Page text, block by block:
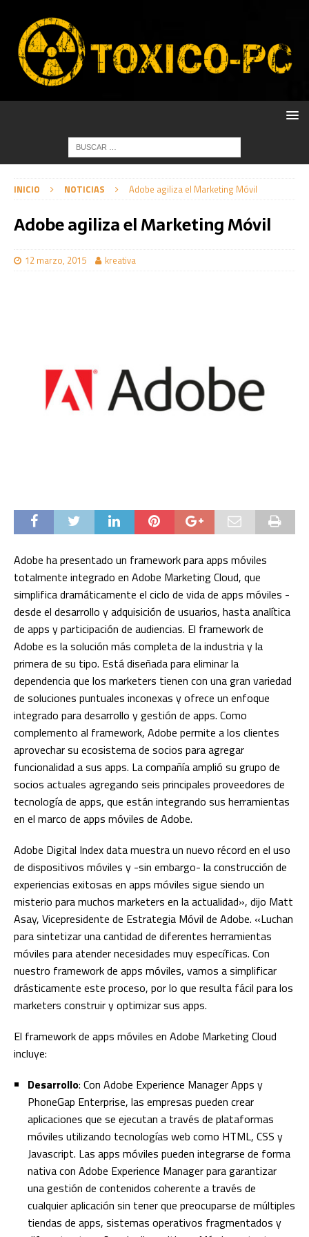
INICIO NOTICIAS Adobe agiliza el Marketing Móvil
Adobe agiliza el Marketing Móvil
12 marzo, 2015 kreativa
Adobe ha presentado un framework para apps móviles
totalmente integrado en Adobe Marketing Cloud, que
simplifica dramáticamente el ciclo de vida de apps móviles -
desde el desarrollo y adquisición de usuarios, hasta analítica
de apps y participación de audiencias. El framework de
Adobe es la solución más completa de la industria y la
primera de su tipo. Está diseñada para eliminar la
dependencia que los marketers tienen con una gran variedad
de soluciones puntuales inconexas y ofrece un enfoque
integrado para desarrollo y gestión de apps. Como
complemento al framework, Adobe permite a los clientes
aprovechar su ecosistema de socios para agregar
funcionalidad a sus apps. La compañía amplió su grupo de
socios actuales agregando seis principales proveedores de
tecnología de apps, que están integrando sus herramientas
en el marco de apps móviles de Adobe.
Adobe Digital Index data muestra un nuevo récord en el uso
de dispositivos móviles y -sin embargo- la construcción de
experiencias exitosas en apps móviles sigue siendo un
misterio para muchos marketers en la actualidad», dijo Matt
Asay, Vicepresidente de Estrategia Móvil de Adobe. «Luchan
para sintetizar una cantidad de diferentes herramientas
móviles para atender necesidades muy específicas. Con
nuestro framework de apps móviles, vamos a simplificar
drásticamente este proceso, por lo que resulta fácil para los
marketers construir y optimizar sus apps.
El framework de apps móviles en Adobe Marketing Cloud
incluye:
Desarrollo: Con Adobe Experience Manager Apps y
PhoneGap Enterprise, las empresas pueden crear
aplicaciones que se ejecutan a través de plataformas
móviles utilizando tecnologías web como HTML, CSS y
Javascript. Las apps móviles pueden integrarse de forma
nativa con Adobe Experience Manager para garantizar
una gestión de contenidos coherente a través de
cualquier aplicación sin tener que preocuparse de múltiples
tiendas de apps, sistemas operativos fragmentados y